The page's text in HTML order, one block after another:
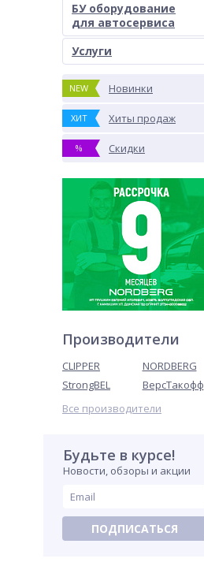
БУ оборудование
для автосервиса
Услуги
NEW Новинки
ХИТ Хиты продаж
% Скидки
Производители
CLIPPER
NORDBERG
StrongBEL
ВерсТакофф
Все производители
Будьте в курсе!
Новости, обзоры и акции
ПОДПИСАТЬСЯ